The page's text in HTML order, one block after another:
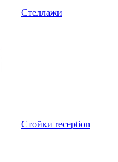
Стеллажи
Стойки reception